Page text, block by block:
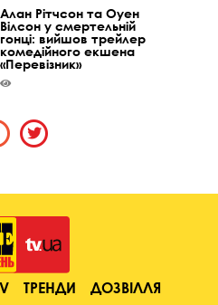
Алан Рітчсон та Оуен
Вілсон у смертельній
гонці: вийшов трейлер
комедійного екшена
«Перевізник»
ТРЕНДИ
ДОЗВІЛЛЯ